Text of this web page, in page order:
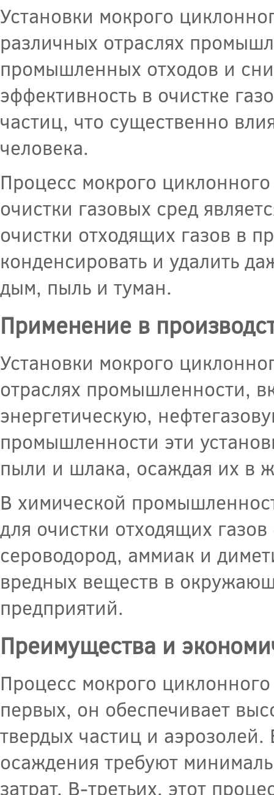
Установки мокрого
различных отраслях
промышленных отходов и
эффективность в очистке
частиц, что существенно
человека.
Процесс мокрого
очистки газовых сред
очистки отходящих газов в
конденсировать и удалить
дым, пыль и туман.
Применение в
Установки мокрого
отраслях промышленности,
энергетическую,
промышленности эти
пыли и шлака, осаждая их в
В химической
для очистки отходящих
сероводород, аммиак и
вредных веществ в
предприятий.
Преимущества и
Процесс мокрого
первых, он обеспечивает
твердых частиц и
осаждения требуют
затрат. В-третьих, этот